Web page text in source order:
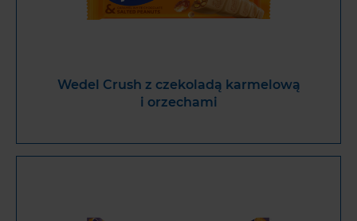
Wedel Crush z czekoladą karmelową
i orzechami